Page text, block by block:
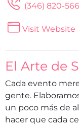
(346) 820-
Visit Website
El Arte de
Cada evento
gente.
un poco más de
hacer que cada